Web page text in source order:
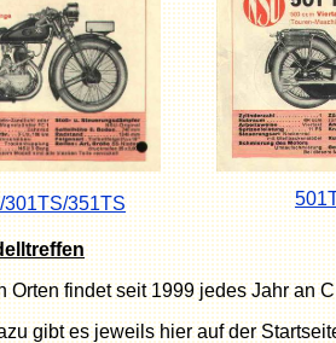
351TS
Orten findet seit 1999 jedes Jahr an
gibt es jeweils hier auf der